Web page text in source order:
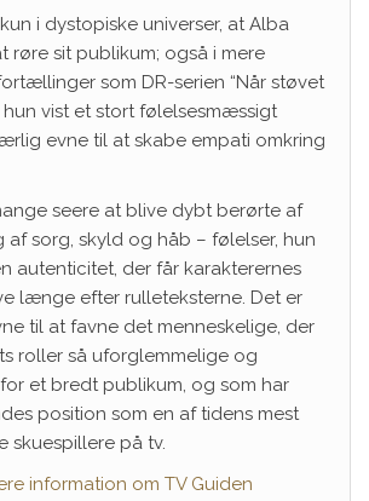
i dystopiske universer, at Alba
røre sit publikum; også i mere
som DR-serien “Når støvet
hun vist et stort følelsesmæssigt
evne til at skabe empati omkring
seere at blive dybt berørte af
af sorg, skyld og håb – følelser, hun
autenticitet, der får karakterernes
længe efter rulleteksterne. Det er
til at favne det menneskelige, der
roller så uforglemmelige og
et bredt publikum, og som har
position som en af tidens mest
skuespillere på tv.
information om TV Guiden